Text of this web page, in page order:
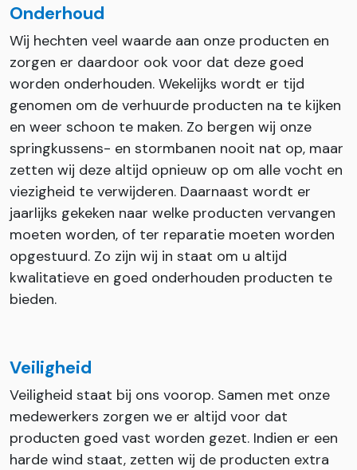
Onderhoud
Wij hechten veel waarde aan onze producten en
zorgen er daardoor ook voor dat deze goed
worden onderhouden. Wekelijks wordt er tijd
genomen om de verhuurde producten na te kijken
en weer schoon te maken. Zo bergen wij onze
springkussens- en stormbanen nooit nat op, maar
zetten wij deze altijd opnieuw op om alle vocht en
viezigheid te verwijderen. Daarnaast wordt er
jaarlijks gekeken naar welke producten vervangen
moeten worden, of ter reparatie moeten worden
opgestuurd. Zo zijn wij in staat om u altijd
kwalitatieve en goed onderhouden producten te
bieden.
Veiligheid
Veiligheid staat bij ons voorop. Samen met onze
medewerkers zorgen we er altijd voor dat
producten goed vast worden gezet. Indien er een
harde wind staat, zetten wij de producten extra